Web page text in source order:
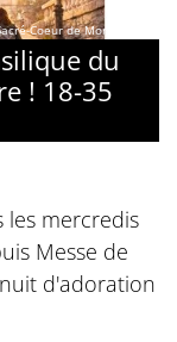
Coeur de Montmartre
du
! 18-35
les mercredis
Messe de
d'adoration